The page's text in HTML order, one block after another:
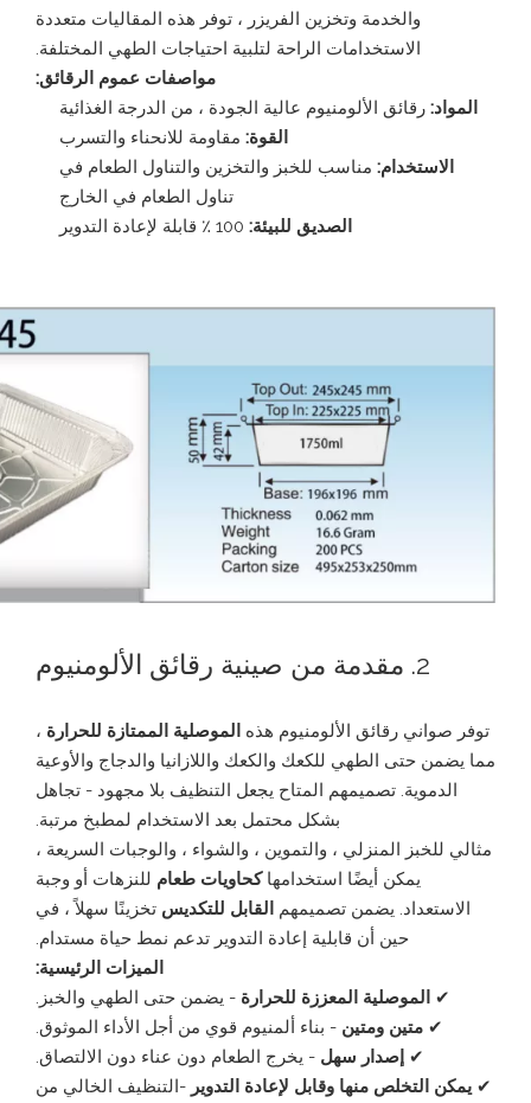
والخدمة وتخزين الفريزر ، توفر هذه المقاليات متعددة
الاستخدامات الراحة لتلبية احتياجات الطهي المختلفة.
مواصفات عموم الرقائق:
المواد: رقائق الألومنيوم عالية الجودة ، من الدرجة الغذائية
القوة: مقاومة للانحناء والتسرب
الاستخدام: مناسب للخبز والتخزين والتناول الطعام في
تناول الطعام في الخارج
الصديق للبيئة: 100 ٪ قابلة لإعادة التدوير
2. مقدمة من صينية رقائق الألومنيوم
توفر صواني رقائق الألومنيوم هذه الموصلية الممتازة للحرارة ،
مما يضمن حتى الطهي للكعك والكعك واللازانيا والدجاج والأوعية
الدموية. تصميمهم المتاح يجعل التنظيف بلا مجهود - تجاهل
بشكل محتمل بعد الاستخدام لمطبخ مرتبة.
مثالي للخبز المنزلي ، والتموين ، والشواء ، والوجبات السريعة ،
يمكن أيضًا استخدامهاكحاويات طعام للنزهات أو وجبة
الاستعداد. يضمن تصميمهم القابل للتكديس تخزينًا سهلاً ، في
حين أن قابلية إعادة التدوير تدعم نمط حياة مستدام.
الميزات الرئيسية:
✔ الموصلية المعززة للحرارة - يضمن حتى الطهي والخبز.
✔ متين ومتين - بناء ألمنيوم قوي من أجل الأداء الموثوق.
✔ إصدار سهل - يخرج الطعام دون عناء دون الالتصاق.
✔ يمكن التخلص منها وقابل لإعادة التدوير -التنظيف الخالي من